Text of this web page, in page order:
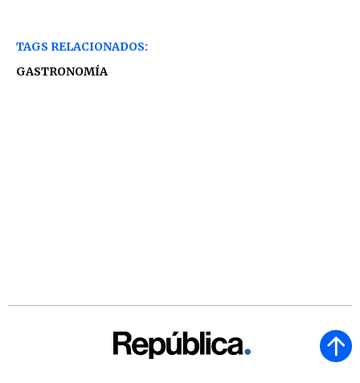
TAGS RELACIONADOS:
GASTRONOMÍA